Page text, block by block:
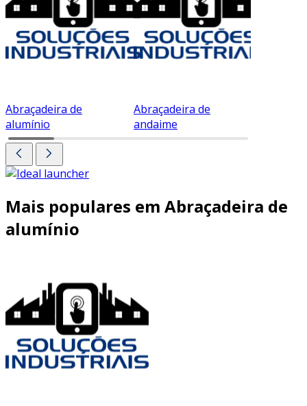
Abraçadeira de
alumínio
Abraçadeira de
andaime
Mais populares em Abraçadeira de
alumínio